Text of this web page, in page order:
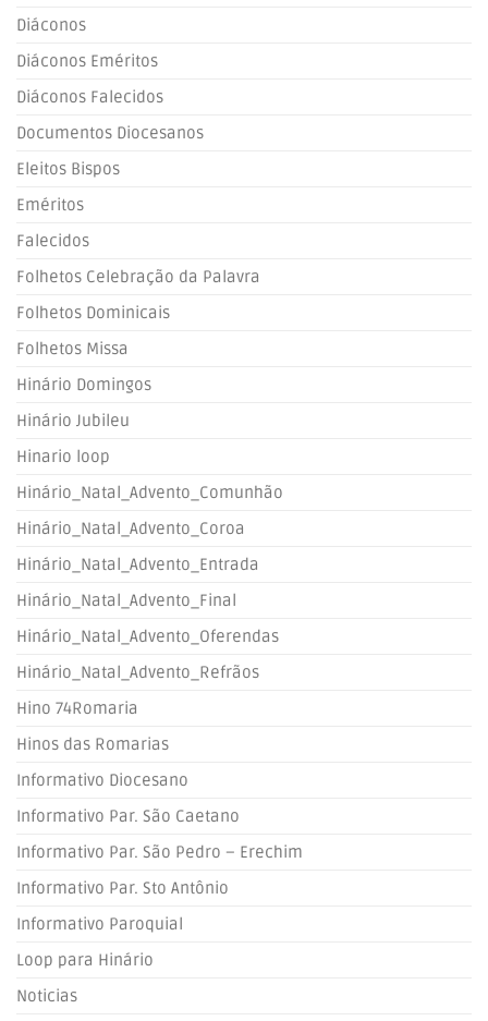
Diáconos
Diáconos Eméritos
Diáconos Falecidos
Documentos Diocesanos
Eleitos Bispos
Eméritos
Falecidos
Folhetos Celebração da Palavra
Folhetos Dominicais
Folhetos Missa
Hinário Domingos
Hinário Jubileu
Hinario loop
Hinário_Natal_Advento_Comunhão
Hinário_Natal_Advento_Coroa
Hinário_Natal_Advento_Entrada
Hinário_Natal_Advento_Final
Hinário_Natal_Advento_Oferendas
Hinário_Natal_Advento_Refrãos
Hino 74Romaria
Hinos das Romarias
Informativo Diocesano
Informativo Par. São Caetano
Informativo Par. São Pedro – Erechim
Informativo Par. Sto Antônio
Informativo Paroquial
Loop para Hinário
Noticias